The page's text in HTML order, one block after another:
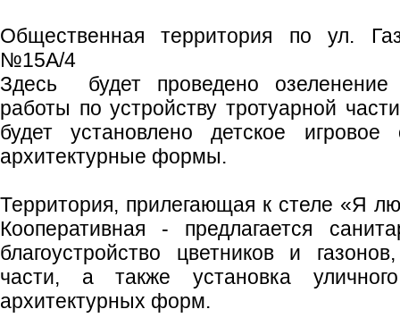
Общественная территория по ул.
№15А/4
Здесь будет проведено озеленение
работы по устройству тротуарной
будет установлено детское
архитектурные формы.
Территория, прилегающая к стеле «Я
Кооперативная - предлагается
благоустройство цветников и
части, а также установка
архитектурных форм.